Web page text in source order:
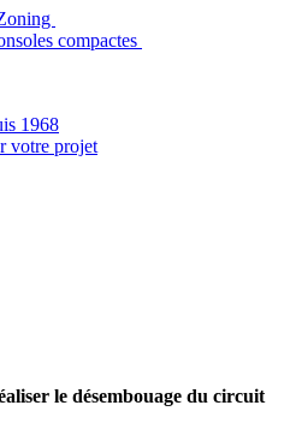
compactes
1968
votre projet
le désembouage du circuit